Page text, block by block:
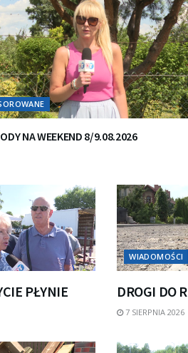
NA WEEKEND 8/9.08.2026
PŁYNIE
WIADOMOŚCI
DROGI DO
7 SIERPNIA 2026